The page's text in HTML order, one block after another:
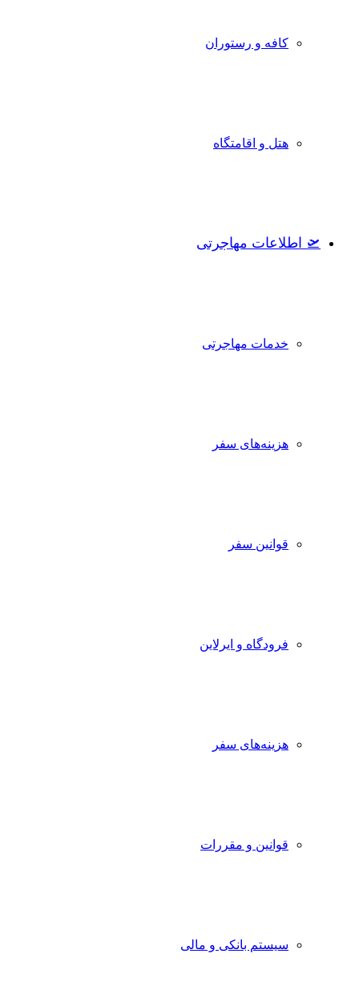
کافه و رستوران
هتل و اقامتگاه
🛫 اطلاعات مهاجرتی
خدمات مهاجرتی
هزینه‌های سفر
قوانین سفر
فرودگاه و ایرلاین
هزینه‌های سفر
قوانین و مقررات
سیستم بانکی و مالی